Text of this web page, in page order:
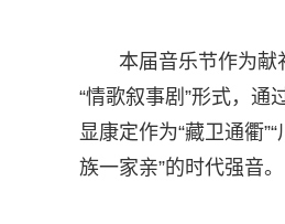
本届音乐节作为献
“情歌叙事剧”形式，
显康定作为“藏卫通衢
族一家亲”的时代强音。